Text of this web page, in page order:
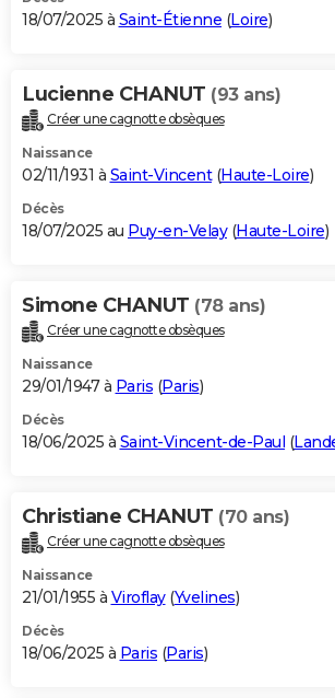
18/07/2025 à Saint-Étienne (Loire)
Lucienne CHANUT (93 ans)
Créer une cagnotte obsèques
Naissance
02/11/1931 à Saint-Vincent(Haute-Loire)
Décès
18/07/2025 au Puy-en-Velay(Haute-Loire)
Simone CHANUT (78 ans)
Créer une cagnotte obsèques
Naissance
29/01/1947 à Paris (Paris)
Décès
18/06/2025 à Saint-Vincent-de-Paul (
Christiane CHANUT (70 ans)
Créer une cagnotte obsèques
Naissance
21/01/1955 à Viroflay(Yvelines)
Décès
18/06/2025 à Paris (Paris)